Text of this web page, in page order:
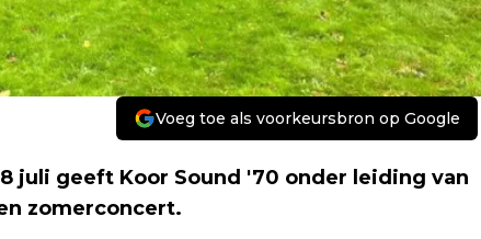
Voeg toe als voorkeursbron op Google
8 juli geeft Koor Sound '70 onder leiding van
zomerconcert.